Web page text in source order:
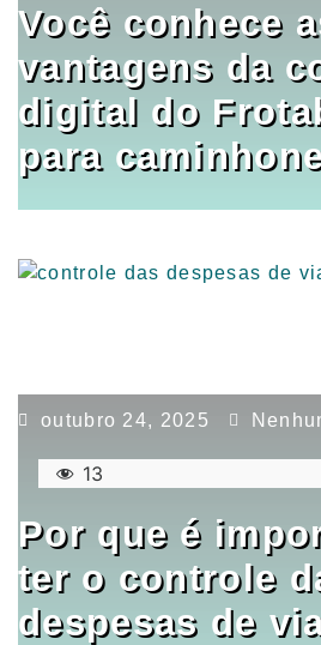
Você conhece
vantagens da
digital do
para
outubro 24, 2025
13
Por que é
ter o controle
despesas de